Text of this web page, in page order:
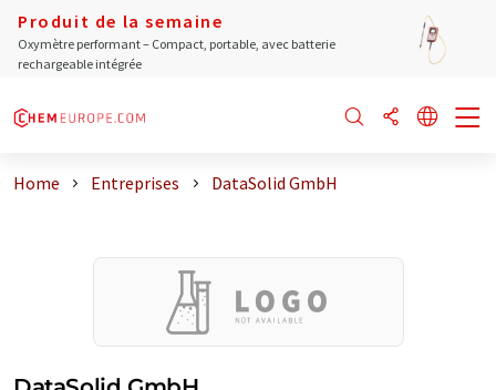
Produit de la semaine
Oxymètre performant – Compact, portable, avec batterie
rechargeable intégrée
Home Entreprises DataSolid GmbH